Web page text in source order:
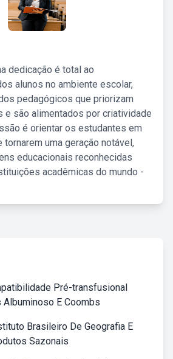
dedicação é total ao
alunos no ambiente escolar,
pedagógicos que priorizam
e são alimentados por criatividade
é orientar os estudantes em
tornarem uma geração notável,
educacionais reconhecidas
acadêmicas do mundo -
Pré-transfusional
E Coombs
Brasileiro De Geografia E
Sazonais